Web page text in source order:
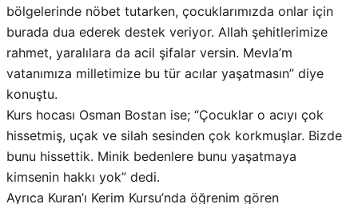
bölgelerinde nöbet tutarken, çocuklarımızda onlar için
burada dua ederek destek veriyor. Allah şehitlerimize
rahmet, yaralılara da acil şifalar versin. Mevla’m
vatanımıza milletimize bu tür acılar yaşatmasın” diye
konuştu.
Kurs hocası Osman Bostan ise; “Çocuklar o acıyı çok
hissetmiş, uçak ve silah sesinden çok korkmuşlar. Bizde
bunu hissettik. Minik bedenlere bunu yaşatmaya
kimsenin hakkı yok” dedi.
Ayrıca Kuran’ı Kerim Kursu’nda öğrenim gören